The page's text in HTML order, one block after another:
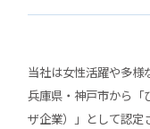
当社は女性活躍や多様
兵庫県・神戸市から「
ザ企業）」として認定